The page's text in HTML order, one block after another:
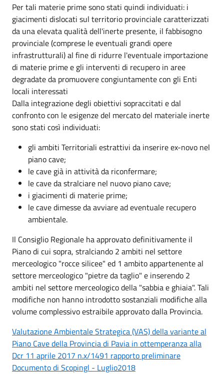
Per tali materie prime sono stati quindi individuati: i
giacimenti dislocati sul territorio provinciale caratterizzati
da una elevata qualità dell'inerte presente, il fabbisogno
provinciale (comprese le eventuali grandi opere
infrastrutturali) al fine di ridurre l'eventuale importazione
di materie prime e gli interventi di recupero in aree
degradate da promuovere congiuntamente con gli Enti
locali interessati
Dalla integrazione degli obiettivi sopraccitati e dal
confronto con le esigenze del mercato del materiale inerte
sono stati così individuati:
gli ambiti Territoriali estrattivi da inserire ex-novo nel
piano cave;
le cave già in attività da riconfermare;
le cave da stralciare nel nuovo piano cave;
i giacimenti di materie prime;
le cave dimesse da avviare ad eventuale recupero
ambientale.
Il Consiglio Regionale ha approvato definitivamente il
Piano di cui sopra, stralciando 2 ambiti nel settore
merceologico "rocce silicee" ed 1 ambito appartenente al
settore merceologico "pietre da taglio" e inserendo 2
ambiti nel settore merceologico della "sabbia e ghiaia". Tali
modifiche non hanno introdotto sostanziali modifiche alla
volume complessivo estraibile approvato dalla Provincia.
Valutazione Ambientale Strategica (VAS) della variante al
Piano Cave della Provincia di Pavia in ottemperanza alla
Dcr 11 aprile 2017 n.x/1491 rapporto preliminare
Documento di Scopingl - Luglio2018